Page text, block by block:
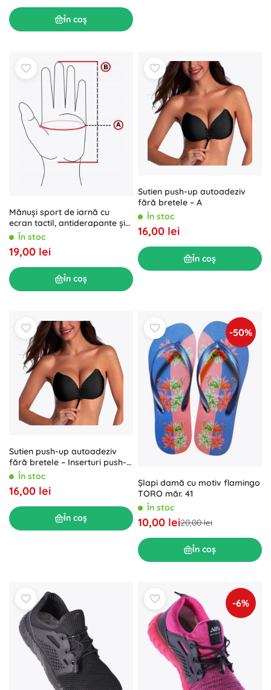
În coș
Mănuși sport de iarnă cu
ecran tactil, antiderapante și
căptușeală termică, mărimea
În stoc
19,00 lei
În coș
Sutien push-up autoadeziv
fără bretele – A
În stoc
16,00 lei
În coș
Sutien push-up autoadeziv
fără bretele – Inserturi push-
up autoadezive pentru sutien
mărimea D
În stoc
16,00 lei
În coș
-50%
Șlapi damă cu motiv flamingo
TORO măr. 41
În stoc
10,00 lei20,00 lei
În coș
-6%